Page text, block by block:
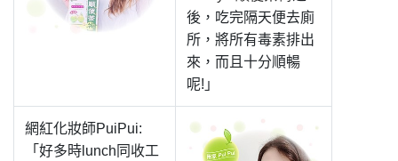
後，吃完隔天便去廁
所，將所有毒素排出
來，而且十分順暢
呢!」
網紅化妝師PuiPui:
「好多時lunch同收工